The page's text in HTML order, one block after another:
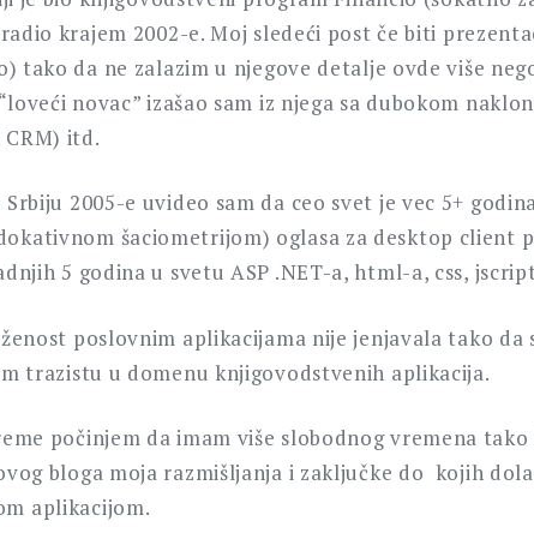
krajem 2002-e. Moj sledeći post če biti
tako da ne zalazim u njegove detalje ovde više
novac” izašao sam iz njega sa dubokom
CRM) itd.
2005-e uvideo sam da ceo svet je vec 5+
šaciometrijom) oglasa za desktop client
5 godina u svetu ASP .NET-a, html-a, css,
poslovnim aplikacijama nije jenjavala tako da
trazistu u domenu knjigovodstvenih aplikacija.
počinjem da imam više slobodnog vremena
bloga moja razmišljanja i zaključke do kojih
aplikacijom.